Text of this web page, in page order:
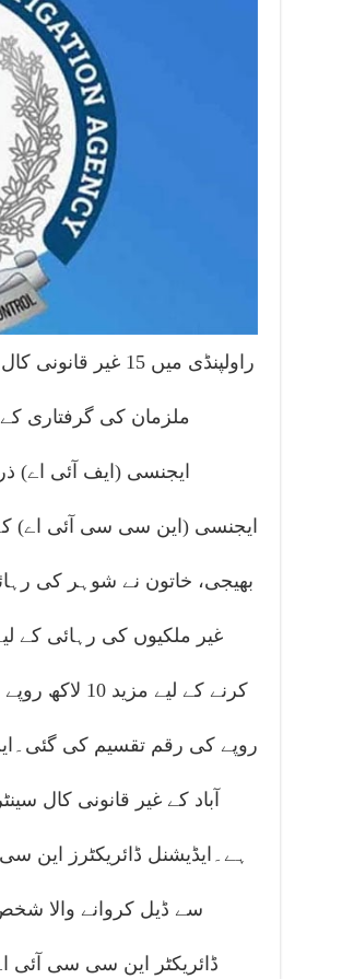
راولپنڈی میں 15
ملزمان کی گرفتاری
ایجنسی (ایف آئی اے)
ایجنسی (این سی سی آئی اے)
روپے کی رقم تقسیم کی
آباد کے غیر قانونی کال
سے ڈیل کروانے والا
ڈائریکٹر این سی سی آئی